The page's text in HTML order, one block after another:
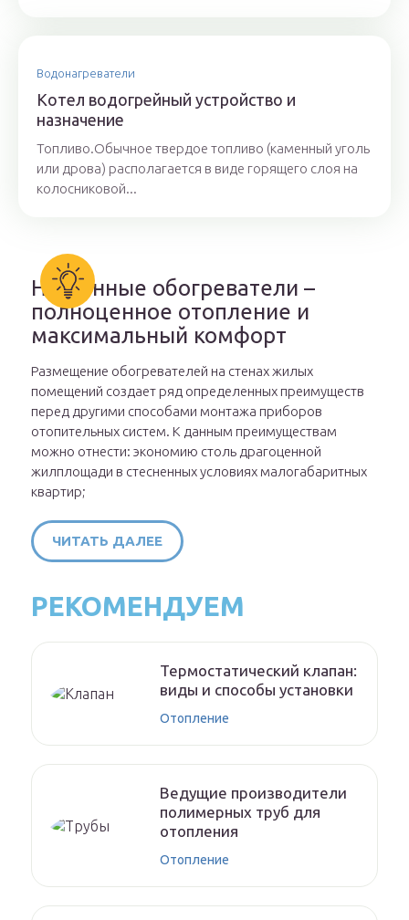
Водонагреватели
Котел водогрейный устройство и
назначение
Топливо.Обычное твердое топливо (каменный уголь
или дрова) располагается в виде горящего слоя на
колосниковой...
Настенные обогреватели –
полноценное отопление и
максимальный комфорт
Размещение обогревателей на стенах жилых
помещений создает ряд определенных преимуществ
перед другими способами монтажа приборов
отопительных систем. К данным преимуществам
можно отнести: экономию столь драгоценной
жилплощади в стесненных условиях малогабаритных
квартир;
ЧИТАТЬ ДАЛЕЕ
РЕКОМЕНДУЕМ
Термостатический клапан:
виды и способы установки
Отопление
Ведущие производители
полимерных труб для
отопления
Отопление